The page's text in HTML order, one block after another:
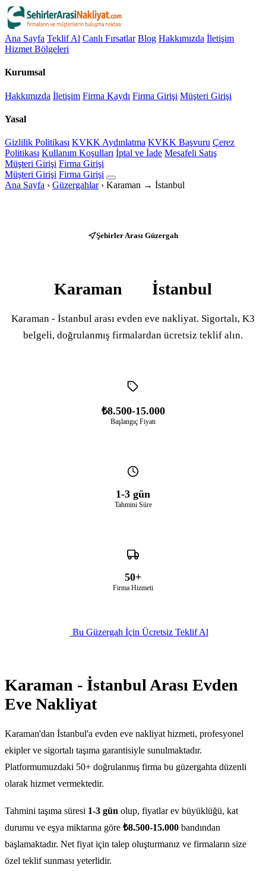
Ana Sayfa Teklif Al Canlı Fırsatlar Blog Hakkımızda İletişim
Hizmet Bölgeleri
Kurumsal
Hakkımızda İletişim Firma Kaydı Firma Girişi Müşteri Girişi
Yasal
Gizlilik Politikası KVKK Aydınlatma KVKK Başvuru Çerez
Politikası Kullanım Koşulları İptal ve İade Mesafeli Satış
Müşteri Girişi Firma Girişi
Müşteri Girişi Firma Girişi
Ana Sayfa › Güzergahlar › Karaman → İstanbul
Şehirler Arası Güzergah
Karaman İstanbul
Karaman - İstanbul arası evden eve nakliyat. Sigortalı, K3
belgeli, doğrulanmış firmalardan ücretsiz teklif alın.
₺8.500-15.000
Başlangıç Fiyatı
1-3 gün
Tahmini Süre
50+
Firma Hizmeti
Bu Güzergah İçin Ücretsiz Teklif Al
Karaman - İstanbul Arası Evden
Eve Nakliyat
Karaman'dan İstanbul'a evden eve nakliyat hizmeti, profesyonel
ekipler ve sigortalı taşıma garantisiyle sunulmaktadır.
Platformumuzdaki 50+ doğrulanmış firma bu güzergahta düzenli
olarak hizmet vermektedir.
Tahmini taşıma süresi 1-3 gün olup, fiyatlar ev büyüklüğü, kat
durumu ve eşya miktarına göre ₺8.500-15.000 bandından
başlamaktadır. Net fiyat için talep oluşturmanız ve firmaların size
özel teklif sunması yeterlidir.